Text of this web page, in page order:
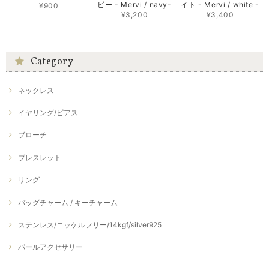
¥900
ビー - Mervi / navy-
¥3,200
イト - Mervi / white -
¥3,400
Category
ネックレス
イヤリング/ピアス
ブローチ
ブレスレット
リング
バッグチャーム / キーチャーム
ステンレス/ニッケルフリー/14kgf/silver925
パールアクセサリー